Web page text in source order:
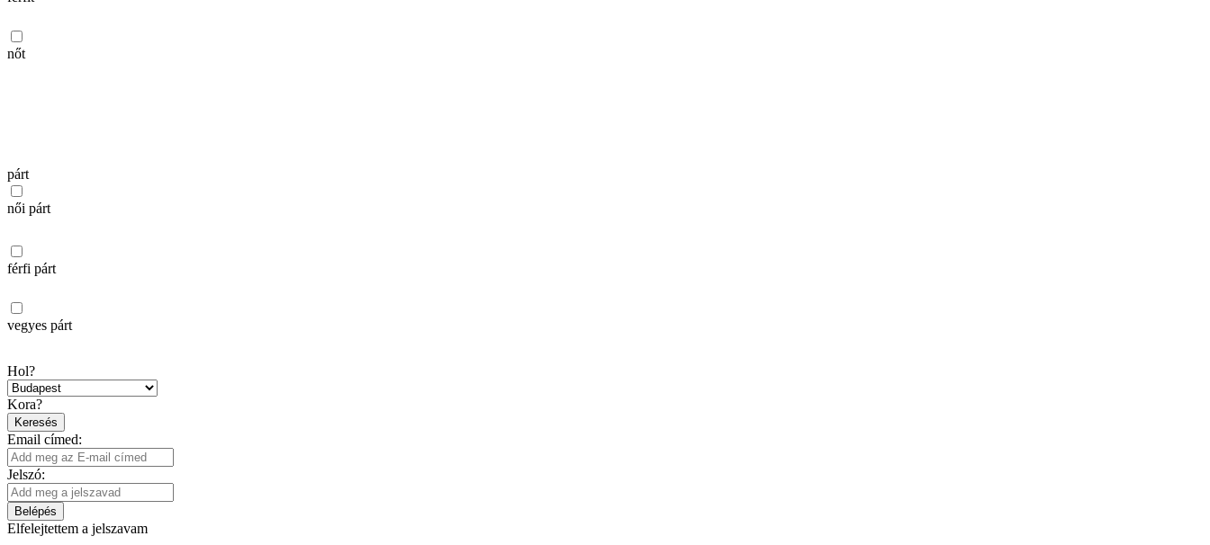
nőt
párt
női párt
férfi párt
vegyes párt
Hol?
Kora?
Keresés
Email címed:
Jelszó:
Belépés
Elfelejtettem a jelszavam